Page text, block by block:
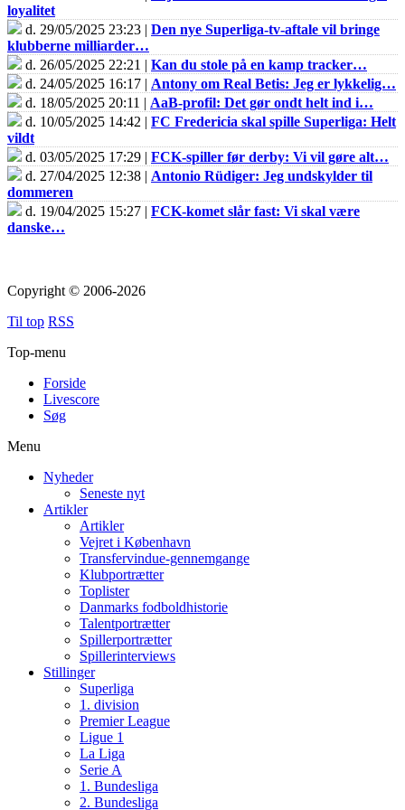
loyalitet
d. 29/05/2025 23:23 | Den nye Superliga-tv-aftale vil bringe
klubberne milliarder…
d. 26/05/2025 22:21 | Kan du stole på en kamp tracker…
d. 24/05/2025 16:17 | Antony om Real Betis: Jeg er lykkelig…
d. 18/05/2025 20:11 | AaB-profil: Det gør ondt helt ind i…
d. 10/05/2025 14:42 | FC Fredericia skal spille Superliga: Helt
vildt
d. 03/05/2025 17:29 | FCK-spiller før derby: Vi vil gøre alt…
d. 27/04/2025 12:38 | Antonio Rüdiger: Jeg undskylder til
dommeren
d. 19/04/2025 15:27 | FCK-komet slår fast: Vi skal være
danske…
Copyright © 2006-2026
Til top RSS
Top-menu
Forside
Livescore
Søg
Menu
Nyheder
Seneste nyt
Artikler
Artikler
Vejret i København
Transfervindue-gennemgange
Klubportrætter
Toplister
Danmarks fodboldhistorie
Talentportrætter
Spillerportrætter
Spillerinterviews
Stillinger
Superliga
1. division
Premier League
Ligue 1
La Liga
Serie A
1. Bundesliga
2. Bundesliga